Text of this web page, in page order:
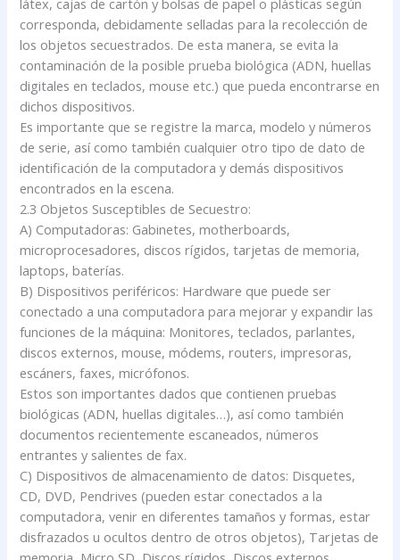
látex, cajas de cartón y bolsas de papel o plásticas según
corresponda, debidamente selladas para la recolección de
los objetos secuestrados. De esta manera, se evita la
contaminación de la posible prueba biológica (ADN, huellas
digitales en teclados, mouse etc.) que pueda encontrarse en
dichos dispositivos.
Es importante que se registre la marca, modelo y números
de serie, así como también cualquier otro tipo de dato de
identificación de la computadora y demás dispositivos
encontrados en la escena.
2.3 Objetos Susceptibles de Secuestro:
A) Computadoras: Gabinetes, motherboards,
microprocesadores, discos rígidos, tarjetas de memoria,
laptops, baterías.
B) Dispositivos periféricos: Hardware que puede ser
conectado a una computadora para mejorar y expandir las
funciones de la máquina: Monitores, teclados, parlantes,
discos externos, mouse, módems, routers, impresoras,
escáners, faxes, micrófonos.
Estos son importantes dados que contienen pruebas
biológicas (ADN, huellas digitales…), así como también
documentos recientemente escaneados, números
entrantes y salientes de fax.
C) Dispositivos de almacenamiento de datos: Disquetes,
CD, DVD, Pendrives (pueden estar conectados a la
computadora, venir en diferentes tamaños y formas, estar
disfrazados u ocultos dentro de otros objetos), Tarjetas de